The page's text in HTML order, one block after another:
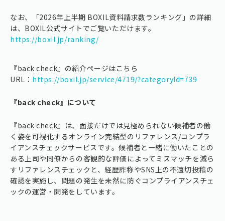
なお、「2026年上半期 BOXIL資料請求数ランキング」の詳細
は、BOXIL公式サイトでご覧いただけます。
https://boxil.jp/ranking/
『back check』の紹介ページはこちら
URL： https://boxil.jp/service/4719/?categoryId=739
『back check』について
『back check』は、面接だけでは見極められない候補者の働
く姿を可視化するオンライン完結型のリファレンス/コンプラ
イアンスチェックサービスです。候補者と一緒に働いたことの
ある上司や同僚からの客観的な評価によってミスマッチを減ら
すリファレンスチェックと、経歴詐称やSNS上の不適切投稿の
確認を実施し、問題の発生を未然に防ぐコンプライアンスチェ
ックの運営・開発をしています。